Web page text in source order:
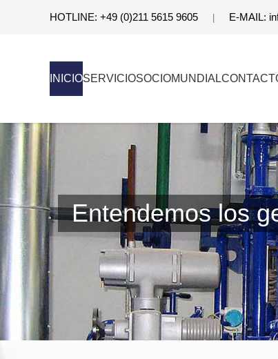
HOTLINE: +49 (0)211 5615 9605 | E-MAIL:
INICIOSERVICIOSOCIOMUNDIAL
Entendemos los